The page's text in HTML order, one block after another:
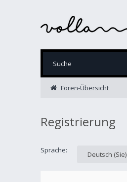
Foren-Übersicht
Registrierung
Sprache: Deutsch (Sie)